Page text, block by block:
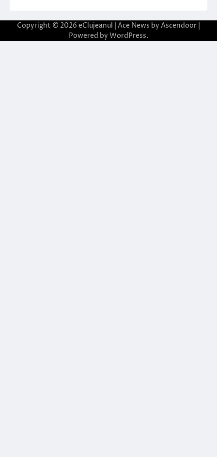
Copyright © 2026 eClujeanul | Ace News by Ascendoor
Powered by WordPress.